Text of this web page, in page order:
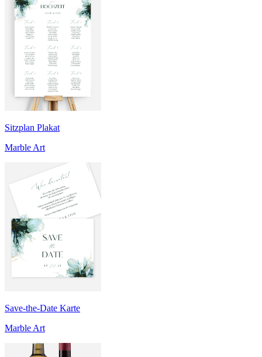
Sitzplan Plakat
Marble Art
Save-the-Date Karte
Marble Art